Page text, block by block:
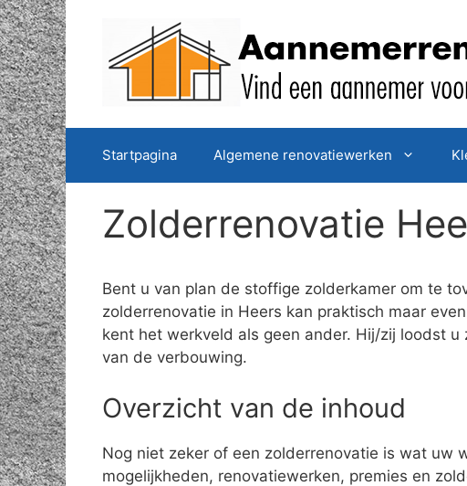
Spring
naar
de
inhoud
Startpagina Algemene renovatiewerken
Zolderrenovatie
Bent u van plan de stoffige zolderkamer om te
zolderrenovatie in Heers kan praktisch maar
kent het werkveld als geen ander. Hij/zij loodst
van de verbouwing.
Overzicht van de inhoud
Nog niet zeker of een zolderrenovatie is wat uw
mogelijkheden, renovatiewerken, premies en